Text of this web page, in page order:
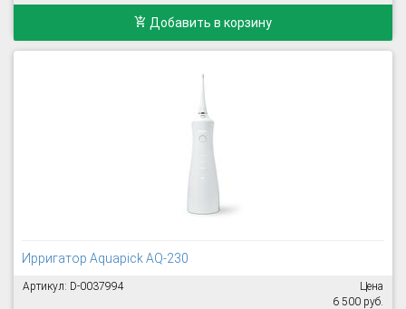
Добавить в корзину
Ирригатор Aquapick AQ-230
Артикул: D-0037994
Цена
6 500 руб.